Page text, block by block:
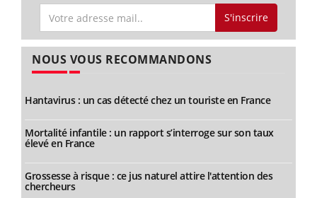
S'inscrire
NOUS VOUS RECOMMANDONS
Hantavirus : un cas détecté chez un touriste en France
Mortalité infantile : un rapport s’interroge sur son taux
élevé en France
Grossesse à risque : ce jus naturel attire l'attention des
chercheurs